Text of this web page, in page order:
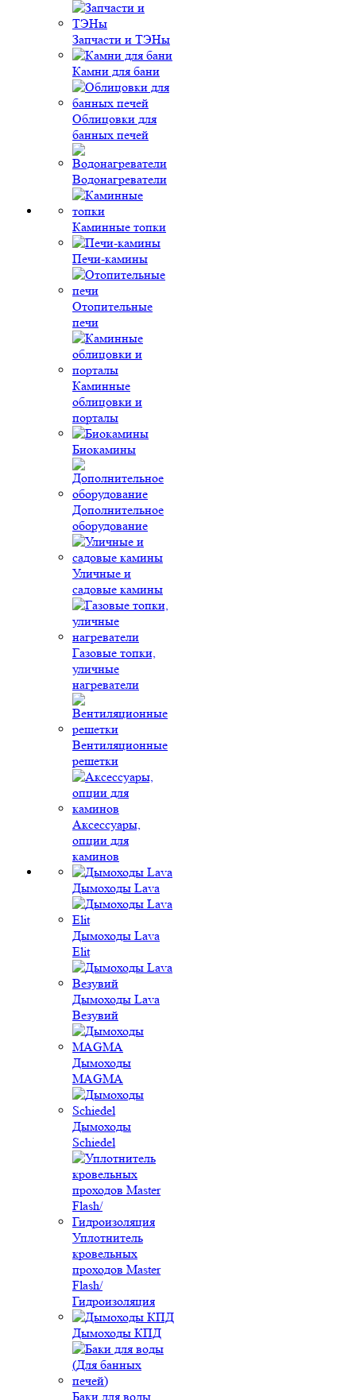
Запчасти и ТЭНы
Камни для бани
Облицовки для
банных печей
Водонагреватели
Каминные топки
Печи-камины
Отопительные
печи
Каминные
облицовки и
порталы
Биокамины
Дополнительное
оборудование
Уличные и
садовые камины
Газовые топки,
уличные
нагреватели
Вентиляционные
решетки
Аксессуары,
опции для
каминов
Дымоходы Lava
Дымоходы Lava
Elit
Дымоходы Lava
Везувий
Дымоходы
MAGMA
Дымоходы
Schiedel
Уплотнитель
кровельных
проходов Master
Flash/
Гидроизоляция
Дымоходы КПД
Баки для воды